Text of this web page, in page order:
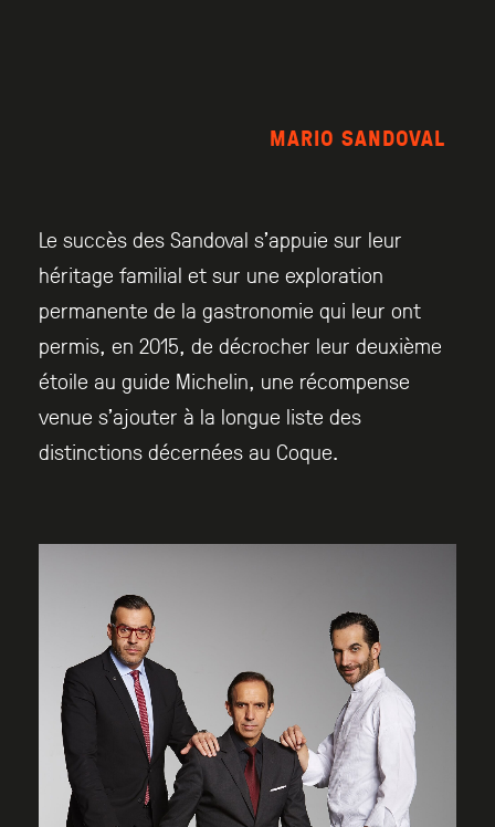
MARIO SANDOVAL
Le succès des Sandoval s’appuie sur leur
héritage familial et sur une exploration
permanente de la gastronomie qui leur ont
permis, en 2015, de décrocher leur deuxième
étoile au guide Michelin, une récompense
venue s’ajouter à la longue liste des
distinctions décernées au Coque.